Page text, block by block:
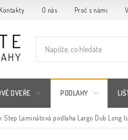
Kontakty O nás Proč s námi
DVEŘE PODLAHY
Step Laminátová podlaha Largo Dub Long